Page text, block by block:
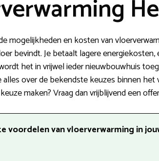
mogelijkheden en kosten van
bevindt. Je betaalt lagere
het in vrijwel ieder nieuwbouwhuis
over de bekendste keuzes binnen
maken? Vraag dan vrijblijvend een
voordelen van vloerverwarming in